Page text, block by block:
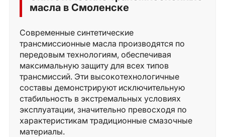
масла в Смоленске
Современные синтетические
трансмиссионные масла производятся по
передовым технологиям, обеспечивая
максимальную защиту для всех типов
трансмиссий. Эти высокотехнологичные
составы демонстрируют исключительную
стабильность в экстремальных условиях
эксплуатации, значительно превосходя по
характеристикам традиционные смазочные
материалы.